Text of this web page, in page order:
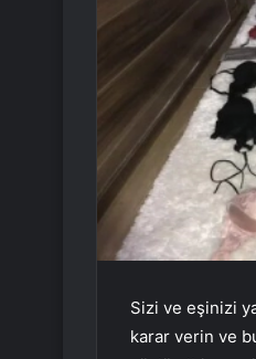
Sizi ve eşinizi
karar verin ve